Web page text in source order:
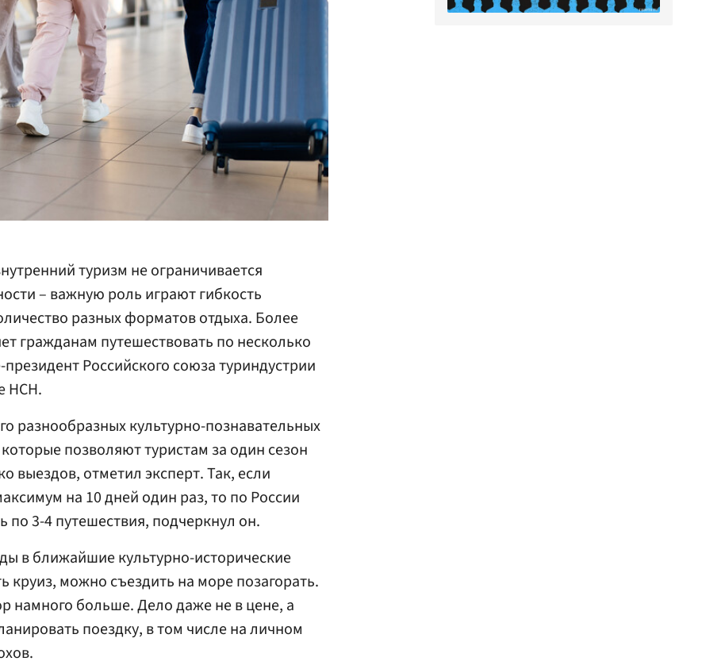
туризм не ограничивается
– важную роль играют гибкость
разных форматов отдыха. Более
гражданам путешествовать по несколько
президент Российского союза туриндустрии
НСН.
разнообразных культурно-познавательных
позволяют туристам за один сезон
выездов, отметил эксперт. Так, если
на 10 дней один раз, то по России
3-4 путешествия, подчеркнул он.
в ближайшие культурно-исторические
круиз, можно съездить на море позагорать.
намного больше. Дело даже не в цене, а
поездку, в том числе на личном